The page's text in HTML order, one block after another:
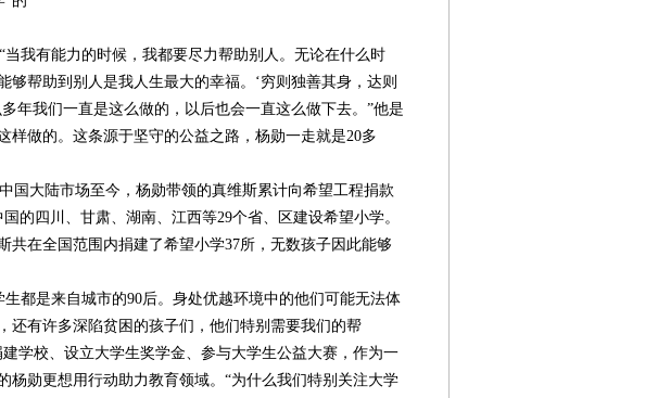
我有能力的时候，我都要尽力帮助别人。无论在什么时
够帮助到别人是我人生最大的幸福。‘穷则独善其身，达则
年我们一直是这么做的，以后也会一直这么做下去。”他是
样做的。这条源于坚守的公益之路，杨勋一走就是20多
国大陆市场至今，杨勋带领的真维斯累计向希望工程捐款
的四川、甘肃、湖南、江西等29个省、区建设希望小学。
共在全国范围内捐建了希望小学37所，无数孩子因此能够
都是来自城市的90后。身处优越环境中的他们可能无法体
还有许多深陷贫困的孩子们，他们特别需要我们的帮
学校、设立大学生奖学金、参与大学生公益大赛，作为一
杨勋更想用行动助力教育领域。“为什么我们特别关注大学